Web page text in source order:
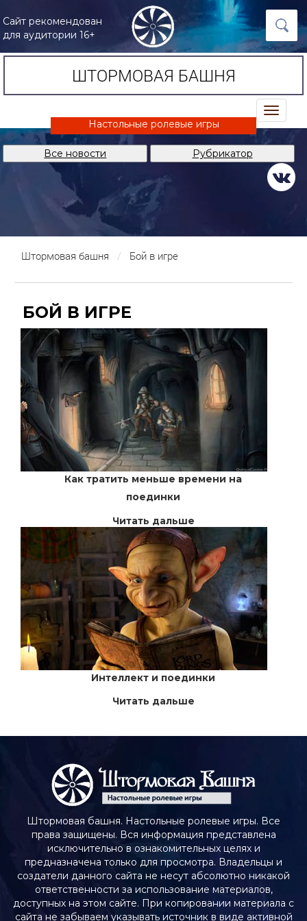
Сайт рекомендован
для аудитории 16+
ШТОРМОВАЯ БАШНЯ
trk
Настольные ролевые игры
Все новости Рубрикатор
Штормовая башня Бой в игре
БОЙ В ИГРЕ
Как тратить меньше времени на
поединки
Читать дальше
Интеллект и поединки
Читать дальше
Штормовая башня. Настольные ролевые игры. Все
права защищены. Вся информация представлена
исключительно в ознакомительных целях и
предназначена только для просмотра. Владельцы и
создатели данного сайта не несут абсолютно никакой
ответственности за использование материалов,
доступных на этом сайте. При копировании материала с
сайта не забываем указывать источник в виде активной